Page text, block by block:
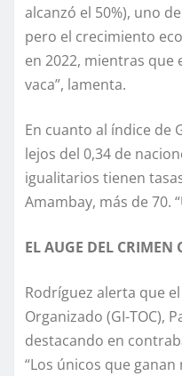
alcanzó el 50%), uno
pero el crecimiento
en 2022, mientras que
vaca”, lamenta.
En cuanto al índice de
lejos del 0,34 de
igualitarios tienen
Amambay, más de 70.
EL AUGE DEL CRIMEN
Rodríguez alerta que
Organizado (GI-TOC),
destacando en
“Los únicos que